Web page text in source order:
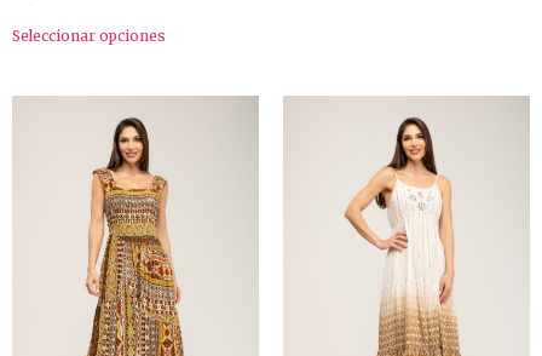
Seleccionar opciones